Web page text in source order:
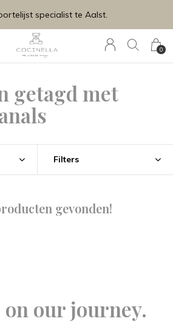
0
specialist te Aalst.
getagd met
Filters
gevonden!
on our journey.